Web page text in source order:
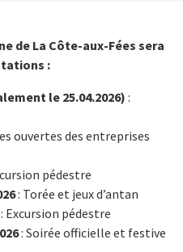
de La Côte-aux-Fées sera
:
le 25.04.2026) :
ouvertes des entreprises
pédestre
: Torée et jeux d’antan
Excursion pédestre
: Soirée officielle et festive